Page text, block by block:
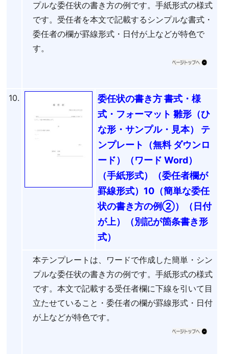
プルな委任状の書き方の例です。手紙形式の様式
です。受任者を本文で記載するシンプルな書式・
委任者の欄が罫線形式・日付が上などが特色で
す。
10.
委任状の書き方 書式・様
式・フォーマット 雛形（ひ
な形・サンプル・見本） テ
ンプレート（無料 ダウンロ
ード）（ワード Word）
（手紙形式）（委任者欄が
罫線形式）10（簡単な委任
状の書き方の例②）（日付
が上）（別記が箇条書き形
式）
本テンプレートは、ワードで作成した簡単・シン
プルな委任状の書き方の例です。手紙形式の様式
です。本文で記載する受任者欄に下線を引いて目
立たせていること・委任者の欄が罫線形式・日付
が上などが特色です。